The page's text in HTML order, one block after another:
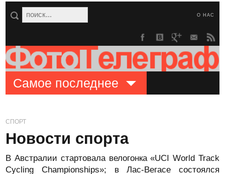
О НАС
Самое последнее
СПОРТ
Новости спорта
В Австралии стартовала велогонка «UCI World Track
Cycling Championships»; в Лас-Вегасе состоялся